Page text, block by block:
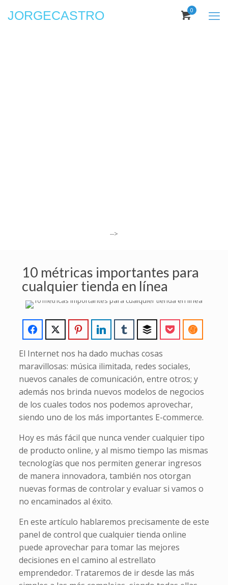
JORGECASTRO
-->
0
10 métricas importantes para
cualquier tienda en línea
El Internet nos ha dado muchas cosas
maravillosas: música ilimitada, redes sociales,
nuevos canales de comunicación, entre otros; y
además nos brinda nuevos modelos de negocios
de los cuales todos nos podemos aprovechar,
siendo uno de los más importantes E-commerce.
Hoy es más fácil que nunca vender cualquier tipo
de producto online, y al mismo tiempo las mismas
tecnologías que nos permiten generar ingresos
de manera innovadora, también nos otorgan
nuevas formas de controlar y evaluar si vamos o
no encaminados al éxito.
En este artículo hablaremos precisamente de este
panel de control que cualquier tienda online
puede aprovechar para tomar las mejores
decisiones en el camino al estrellato
emprendedor. Trataremos de ir desde las más